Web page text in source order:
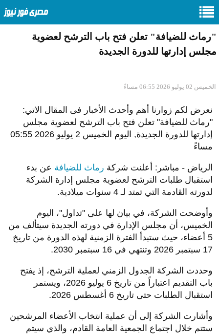
"رماث للضيافة" تعلن فتح باب الترشح لعضوية
مجلس إدارتها للدورة الجديدة
الخميس 02 يوليو 2026 06:55 مساءً
نعرض لكم زوارنا أهم وأحدث الأخبار فى المقال الاتي:
"رماث للضيافة" تعلن فتح باب الترشح لعضوية مجلس
إدارتها للدورة الجديدة, اليوم الخميس 2 يوليو 2026 05:55
مساءً
الرياض - مباشر: أعلنت شركة رماث للضيافة عن بدء
استقبال طلبات الترشح لعضوية مجلس إدارة الشركة
لدورته القادمة التي تمتد لـ 4 سنوات ميلادية.
وأوضحت الشركة، في بيان لها على "تداول"، اليوم
الخميس، أن مجلس الإدارة في دورته الجديدة سيتألف من
5 أعضاء، حيث ستبدأ الفترة الزمنية لهذه الدورة من تاريخ
17 سبتمبر 2026 وتنتهي في 16 سبتمبر 2030.
وحددت الشركة الجدول الزمني لعملية الترشح، إذ يفتح
باب التقديم اعتباراً من تاريخ 6 يوليو 2026، ويستمر
استقبال الطلبات حتى تاريخ 6 أغسطس 2026.
وأشارت الشركة إلى أن عملية انتخاب الأعضاء المرشحين
ستتم خلال اجتماع الجمعية العامة القادم، والذي سيتم